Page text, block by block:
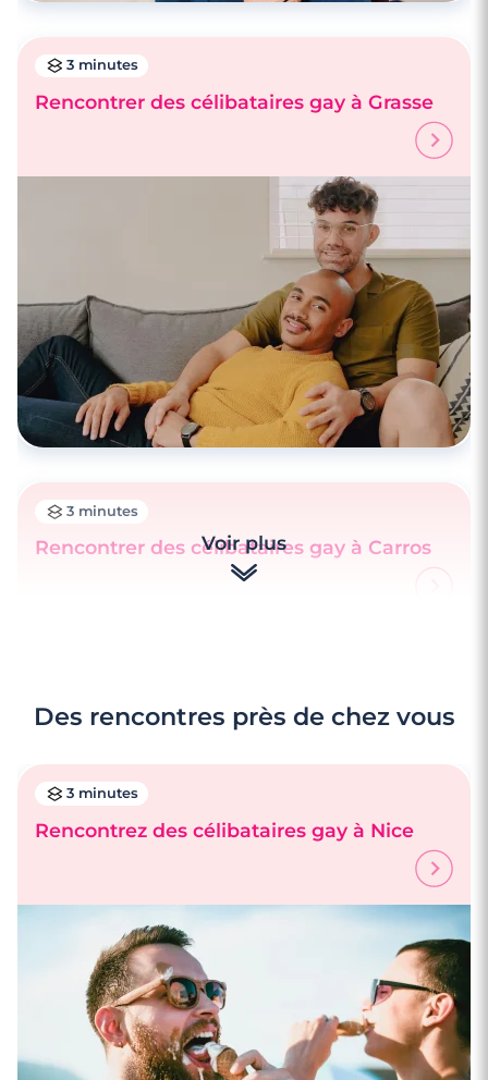
3 minutes
Rencontrer des célibataires gay à Grasse
3 minutes
Rencontrer des célibataires gay à Carros
3 minutes
Rencontrer des célibataires gay à Cannes
Voir plus
Des rencontres près de chez vous
3 minutes
Rencontrez des célibataires gay à Nice